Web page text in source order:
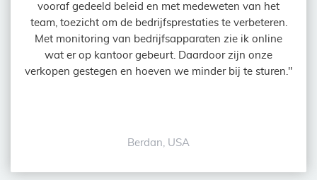
vooraf gedeeld beleid en met medeweten van het
team, toezicht om de bedrijfsprestaties te verbeteren.
Met monitoring van bedrijfsapparaten zie ik online
wat er op kantoor gebeurt. Daardoor zijn onze
verkopen gestegen en hoeven we minder bij te sturen."
Berdan, USA